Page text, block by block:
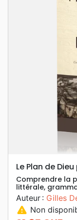
Le Plan de
Comprendre la
littérale,
Auteur : Gilles
warning Non